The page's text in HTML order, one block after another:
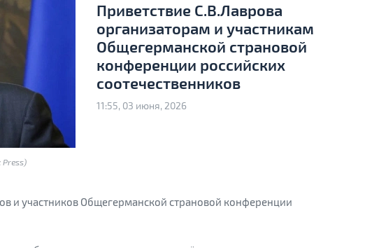
Приветствие С.В.Лаврова
организаторам и участникам
Общегерманской страновой
конференции российских
соотечественников
11:55, 03 июня, 2026
и участников Общегерманской страновой конференции